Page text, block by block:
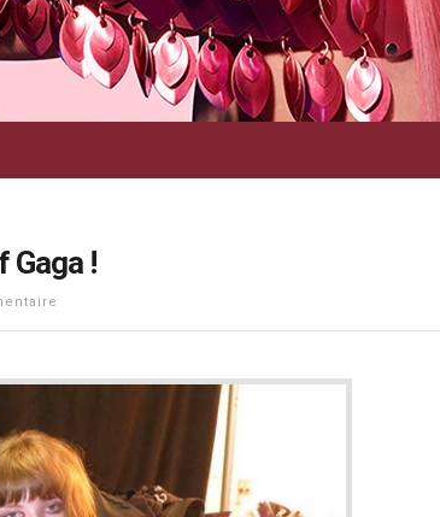
Gaga !